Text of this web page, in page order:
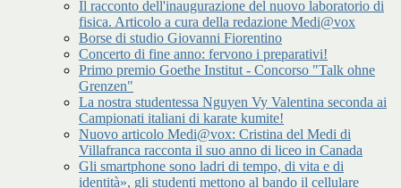
Il racconto dell'inaugurazione del nuovo laboratorio di
fisica. Articolo a cura della redazione Medi@vox
Borse di studio Giovanni Fiorentino
Concerto di fine anno: fervono i preparativi!
Primo premio Goethe Institut - Concorso "Talk ohne
Grenzen"
La nostra studentessa Nguyen Vy Valentina seconda ai
Campionati italiani di karate kumite!
Nuovo articolo Medi@vox: Cristina del Medi di
Villafranca racconta il suo anno di liceo in Canada
Gli smartphone sono ladri di tempo, di vita e di
identità», gli studenti mettono al bando il cellulare